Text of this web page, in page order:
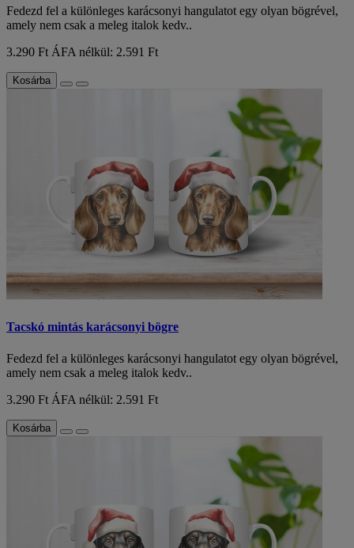
Fedezd fel a különleges karácsonyi hangulatot egy olyan bögrével,
amely nem csak a meleg italok kedv..
3.290 Ft ÁFA nélkül: 2.591 Ft
Kosárba
Tacskó mintás karácsonyi bögre
Fedezd fel a különleges karácsonyi hangulatot egy olyan bögrével,
amely nem csak a meleg italok kedv..
3.290 Ft ÁFA nélkül: 2.591 Ft
Kosárba